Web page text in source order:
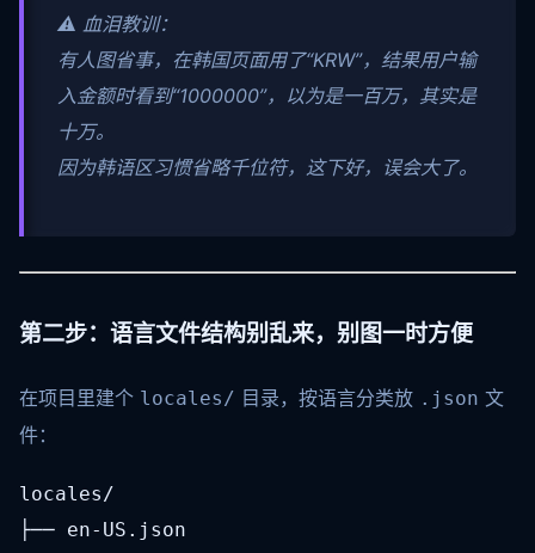
⚠️ 血泪教训：
有人图省事，在韩国页面用了“KRW”，结果用户输
入金额时看到“1000000”，以为是一百万，其实是
十万。
因为韩语区习惯省略千位符，这下好，误会大了。
第二步：语言文件结构别乱来，别图一时方便
在项目里建个 locales/ 目录，按语言分类放 .json 文
件：
locales/
├── en-US.json